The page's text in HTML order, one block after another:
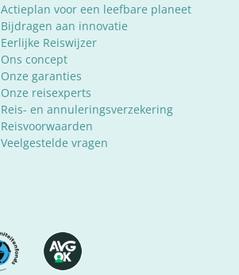
Actieplan voor een leefbare planeet
Bijdragen aan innovatie
Eerlijke Reiswijzer
Ons concept
Onze garanties
Onze reisexperts
Reis- en annuleringsverzekering
Reisvoorwaarden
Veelgestelde vragen